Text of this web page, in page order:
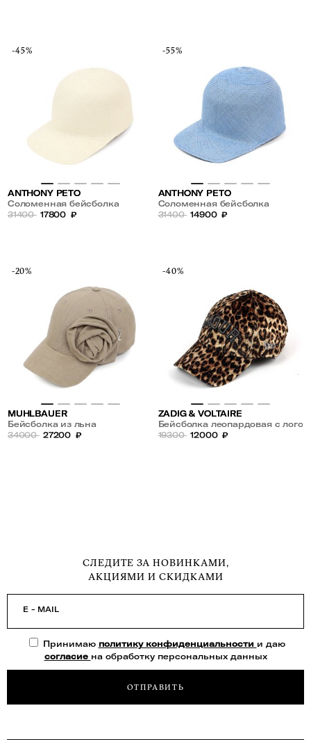
-45%
ANTHONY PETO
Соломенная бейсболка
31400 17800 ₽
-55%
ANTHONY PETO
Соломенная бейсболка
31400 14900 ₽
-20%
MUHLBAUER
Бейсболка из льна
34000 27200 ₽
-40%
ZADIG & VOLTAIRE
Бейсболка леопардовая с лого
19300 12000 ₽
СЛЕДИТЕ ЗА НОВИНКАМИ,
АКЦИЯМИ И СКИДКАМИ
E - MAIL
Принимаю политику конфиденциальности и даю
согласие на обработку персональных данных
ОТПРАВИТЬ